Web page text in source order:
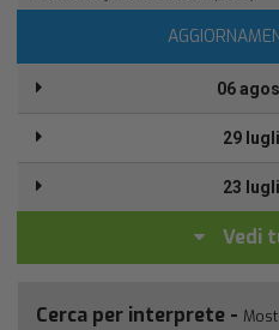
06
29
23
Vedi
Cerca per interprete -